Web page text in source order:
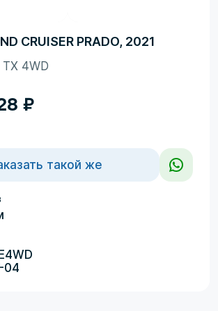
CRUISER PRADO, 2021
TX 4WD
₽
такой же
04